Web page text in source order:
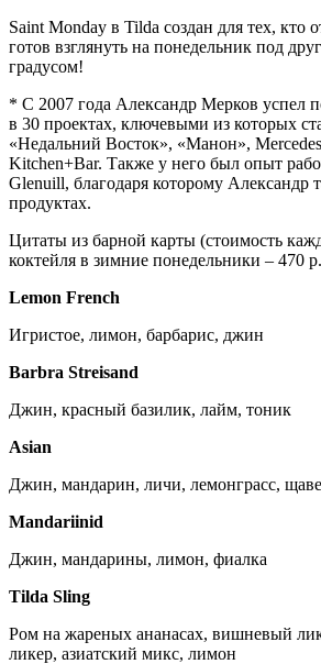
Saint Monday в Tilda создан для тех, кто
готов взглянуть на понедельник под
градусом!
* С 2007 года Александр Мерков успел
в 30 проектах, ключевыми из которых
«Недальний Восток», «Манон»,
Kitchen+Bar. Также у него был опыт
Glenuill, благодаря которому Александр
продуктах.
Цитаты из барной карты (стоимость
коктейля в зимние понедельники – 470
Lemon French
Игристое, лимон, барбарис, джин
Barbra Streisand
Джин, красный базилик, лайм, тоник
Asian
Джин, мандарин, личи, лемонграсс,
Mandariinid
Джин, мандарины, лимон, фиалка
Tilda Sling
Ром на жареных ананасах, вишневый
ликер, азиатский микс, лимон